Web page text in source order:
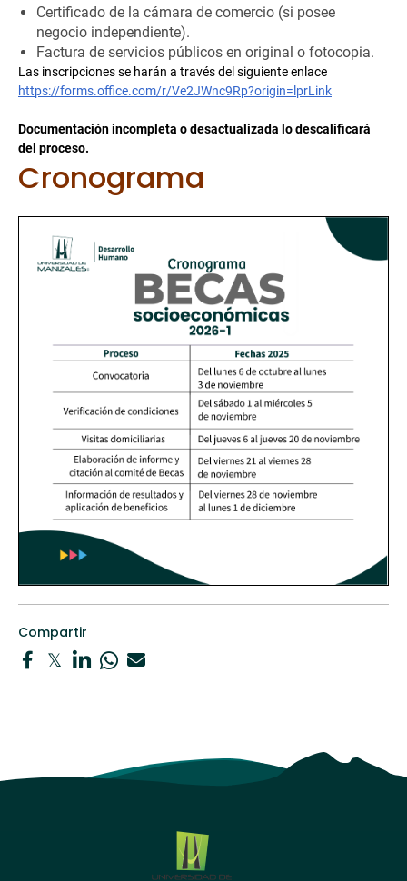
Certificado de la cámara de comercio (si posee
negocio independiente).
Factura de servicios públicos en original o fotocopia.
Las inscripciones se harán a través del siguiente enlace
https://forms.office.com/r/Ve2JWnc9Rp?origin=lprLink
Documentación incompleta o desactualizada lo descalificará
del proceso.
Cronograma
Compartir